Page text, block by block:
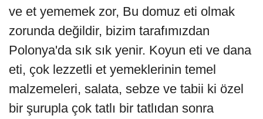
ve et yememek zor, Bu domuz eti olmak
zorunda değildir, bizim tarafımızdan
Polonya'da sık sık yenir. Koyun eti ve dana
eti, çok lezzetli et yemeklerinin temel
malzemeleri, salata, sebze ve tabii ki özel
bir şurupla çok tatlı bir tatlıdan sonra